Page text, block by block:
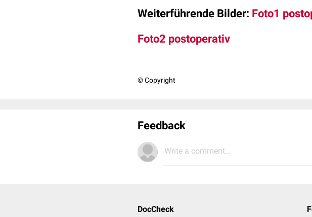
Weiterführende Bilder: Foto1
Foto2 postoperativ
© Copyright
Feedback
Write a comment...
DocCheck